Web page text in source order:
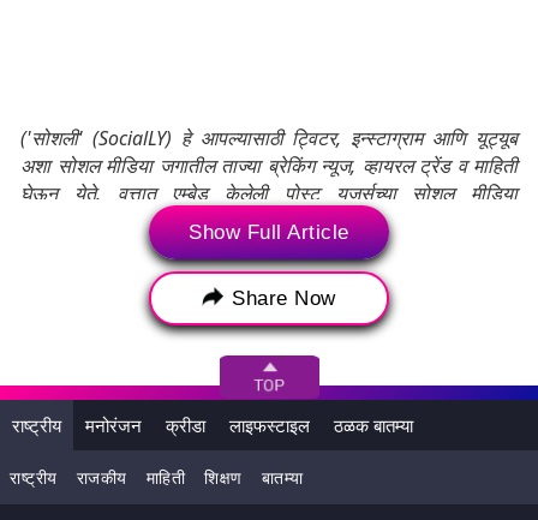
('सोशली' (SocialLY) हे आपल्यासाठी ट्विटर, इन्स्टाग्राम आणि यूट्यूब
अशा सोशल मीडिया जगातील ताज्या ब्रेकिंग न्यूज, व्हायरल ट्रेंड व माहिती
घेऊन येते. वृत्तात एम्बेड केलेली पोस्ट यूजर्सच्या सोशल मीडिया
अकाऊंटमधून थेट एम्बेड करण्यात आली आहे. लेटेस्टलीच्या कर्मचाऱ्याने
अथवा लेखकाने त्याचे संपादन किंवा त्यात सुधारणा केलेली नाही. सदर
पोस्टमधील वस्तुस्थिती, प्रतिक्रियामधून लेटेस्टलीची मते प्रतिबिंबित होत
नाहीत. तसेच या मजकूराची जबाबदारी अथवा उत्तरदायीत्व लेटेस्टली
Tags: Auto Auto Ride Noida Uber
Uber Ride उबेर उबेर राइड ऑटो
नोएडा
Show Full Article
Share Now
राष्ट्रीय मनोरंजन क्रीडा लाइफस्टाइल ठळक बातम्या
राष्ट्रीय राजकीय माहिती शिक्षण बातम्या